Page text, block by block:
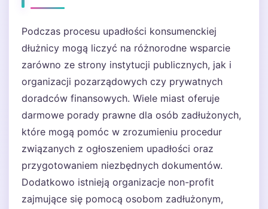
Podczas procesu upadłości konsumenckiej
dłużnicy mogą liczyć na różnorodne wsparcie
zarówno ze strony instytucji publicznych, jak i
organizacji pozarządowych czy prywatnych
doradców finansowych. Wiele miast oferuje
darmowe porady prawne dla osób zadłużonych,
które mogą pomóc w zrozumieniu procedur
związanych z ogłoszeniem upadłości oraz
przygotowaniem niezbędnych dokumentów.
Dodatkowo istnieją organizacje non-profit
zajmujące się pomocą osobom zadłużonym,